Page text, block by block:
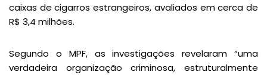
caixas de cigarros estrangeiros, avaliados em cerca de
R$ 3,4 milhões.
Segundo o MPF, as investigações revelaram “uma
verdadeira organização criminosa, estruturalmente